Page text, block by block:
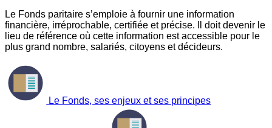
Le Fonds paritaire s’emploie à fournir une information
financière, irréprochable, certifiée et précise. Il doit devenir le
lieu de référence où cette information est accessible pour le
plus grand nombre, salariés, citoyens et décideurs.
Le Fonds, ses enjeux et ses principes